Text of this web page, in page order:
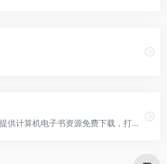
码农之家为程序员朋友们提供计算机电子书资源免费下载，打造成编程电子书的专业网站，精选计算机pdf电子书内容并推荐有价值的视频教程内容，为大家学习编程和计算机知识节省成本。